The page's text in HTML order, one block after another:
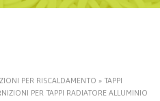
PER RISCALDAMENTO » TAPPI
PER TAPPI RADIATORE ALLUMINIO